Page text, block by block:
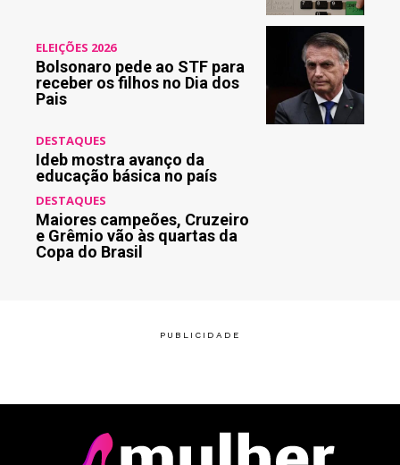
ELEIÇÕES 2026
Bolsonaro pede ao STF para
receber os filhos no Dia dos
Pais
DESTAQUES
Ideb mostra avanço da
educação básica no país
DESTAQUES
Maiores campeões, Cruzeiro
e Grêmio vão às quartas da
Copa do Brasil